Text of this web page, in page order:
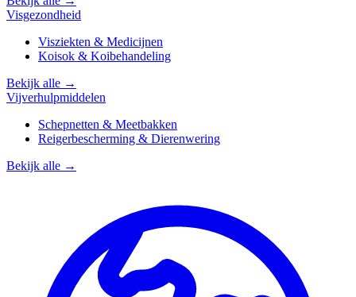
Visgezondheid
Visziekten & Medicijnen
Koisok & Koibehandeling
Bekijk alle →
Vijverhulpmiddelen
Schepnetten & Meetbakken
Reigerbescherming & Dierenwering
Bekijk alle →